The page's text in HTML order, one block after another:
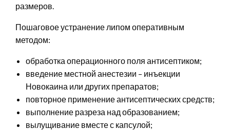
размеров.
Пошаговое устранение липом оперативным
методом:
обработка операционного поля антисептиком;
введение местной анестезии – инъекции
Новокаина или других препаратов;
повторное применение антисептических средств;
выполнение разреза над образованием;
вылущивание вместе с капсулой;